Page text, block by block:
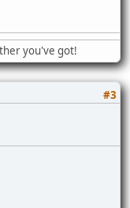
you've got!
#3